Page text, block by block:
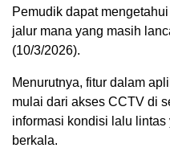
Pemudik dapat
jalur mana yang masih
(10/3/2026).
Menurutnya, fitur dalam
mulai dari akses CCTV di
informasi kondisi lalu
berkala.